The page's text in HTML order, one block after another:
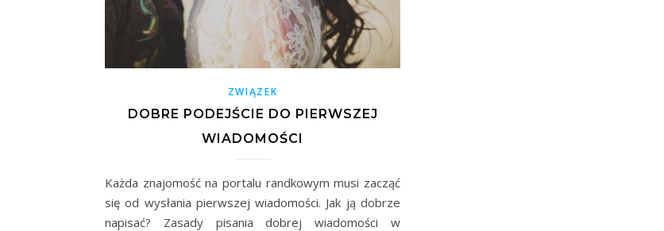
ZWIĄZEK
DOBRE PODEJŚCIE DO PIERWSZEJ
WIADOMOŚCI
Każda znajomość na portalu randkowym musi zacząć
się od wysłania pierwszej wiadomości. Jak ją dobrze
napisać? Zasady pisania dobrej wiadomości w